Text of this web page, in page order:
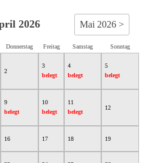
2026 Mai 2026 >
Donnerstag Freitag Samstag Sonntag
2
3
belegt
4
belegt
5
belegt
9
belegt
10
belegt
11
belegt
12
16 17 18 19